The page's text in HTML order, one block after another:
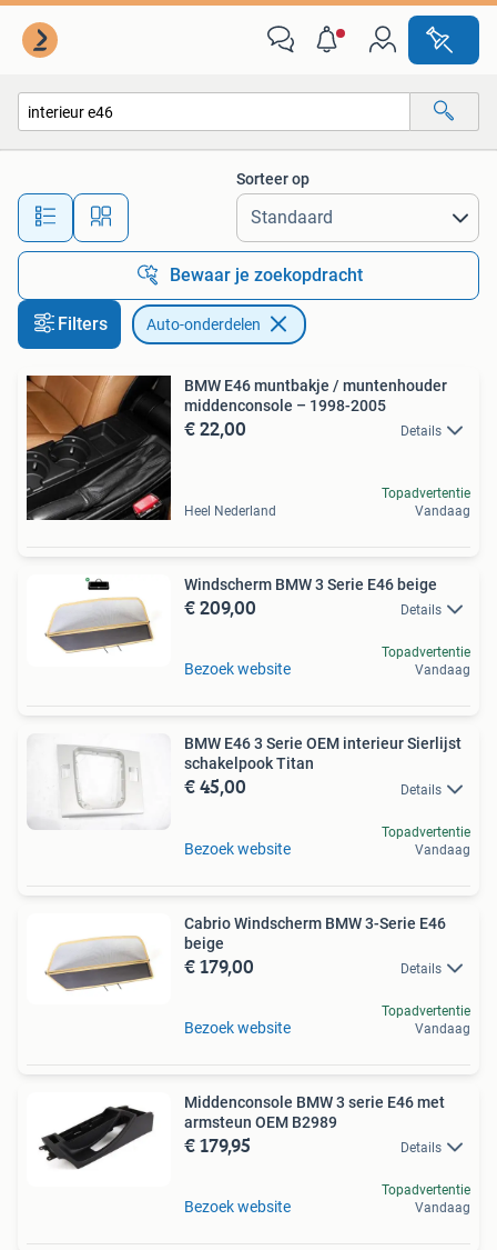
Alle afstanden…
Sorteer op
Bewaar je zoekopdracht
Filters Auto-onderdelen
BMW E46 muntbakje / muntenhouder
middenconsole – 1998-2005
€ 22,00 Details
Heel Nederland
Topadvertentie
Vandaag
Windscherm BMW 3 Serie E46 beige
€ 209,00 Details
Bezoek website
Topadvertentie
Vandaag
BMW E46 3 Serie OEM interieur Sierlijst
schakelpook Titan
€ 45,00 Details
Bezoek website
Topadvertentie
Vandaag
Cabrio Windscherm BMW 3-Serie E46
beige
€ 179,00 Details
Bezoek website
Topadvertentie
Vandaag
Middenconsole BMW 3 serie E46 met
armsteun OEM B2989
€ 179,95 Details
Bezoek website
Topadvertentie
Vandaag